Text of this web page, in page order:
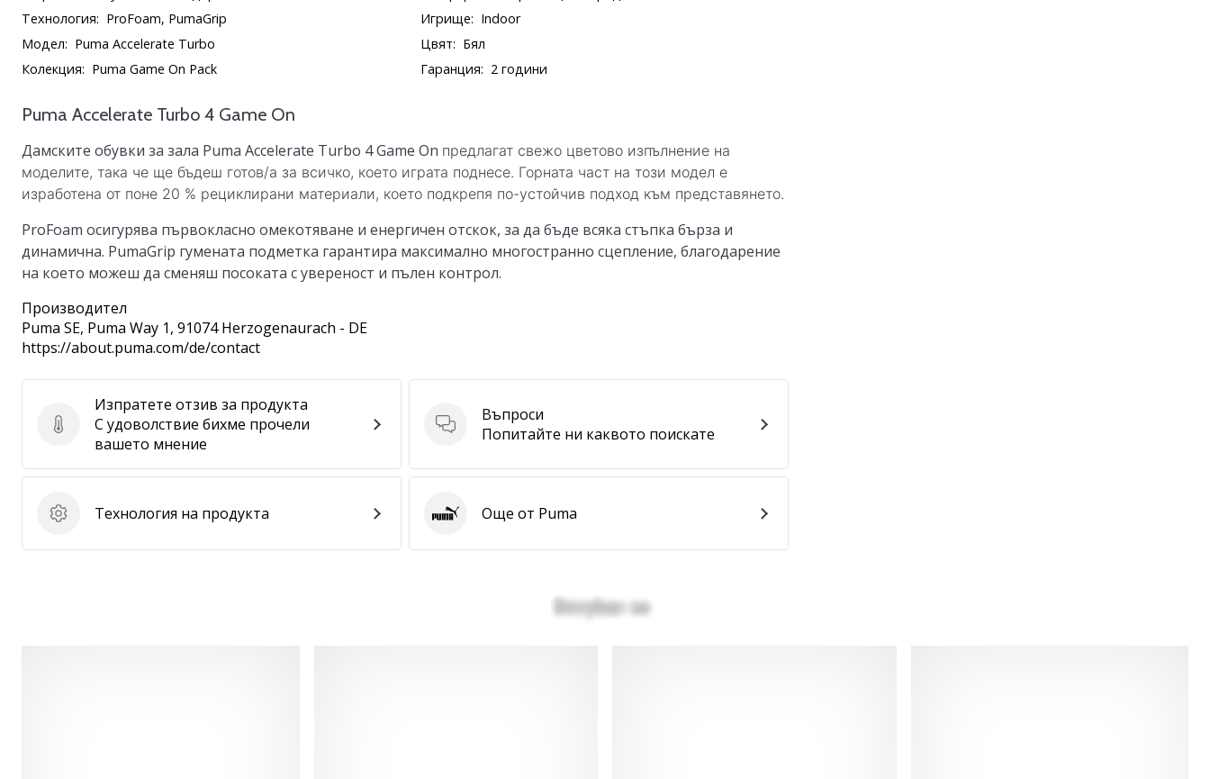
Технология: ProFoam, PumaGrip Игрище: Indoor
Модел: Puma Accelerate Turbo Цвят: Бял
Колекция: Puma Game On Pack Гаранция: 2 години
Puma Accelerate Turbo 4 Game On
Дамските обувки за зала Puma Accelerate Turbo 4 Game On предлагат свежо цветово изпълнение на
моделите, така че ще бъдеш готов/а за всичко, което играта поднесе. Горната част на този модел е
изработена от поне 20 % рециклирани материали, което подкрепя по-устойчив подход към представянето.
ProFoam осигурява първокласно омекотяване и енергичен отскок, за да бъде всяка стъпка бърза и
динамична. PumaGrip гумената подметка гарантира максимално многостранно сцепление, благодарение
на което можеш да сменяш посоката с увереност и пълен контрол.
Производител
Puma SE, Puma Way 1, 91074 Herzogenaurach - DE
https://about.puma.com/de/contact
Изпратете отзив за продукта
Изпратете отзив за продукта
С удоволствие бихме прочели
вашето мнение
Въпроси
Въпроси
Попитайте ни каквото поискате
Технология на продукта
Технология на продукта PumaОще от Puma